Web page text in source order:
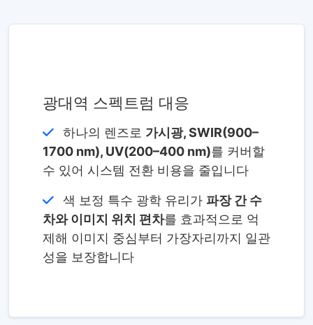
광대역 스펙트럼 대응
하나의 렌즈로 가시광, SWIR(900–
1700 nm), UV(200–400 nm)를 커버할
수 있어 시스템 전환 비용을 줄입니다
색 보정 특수 광학 유리가 파장 간 수
차와 이미지 위치 편차를 효과적으로 억
제해 이미지 중심부터 가장자리까지 일관
성을 보장합니다